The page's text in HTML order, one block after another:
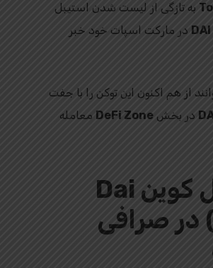
به‌ تازگی از لیست شدن استیبل‌
DAI در مارکت اسپات خود خبر
از هم‌ اکنون این توکن را با جفت‌
در بخش DeFi Zone معامله
استیبل کوین Dai
(DAI) در صرافی